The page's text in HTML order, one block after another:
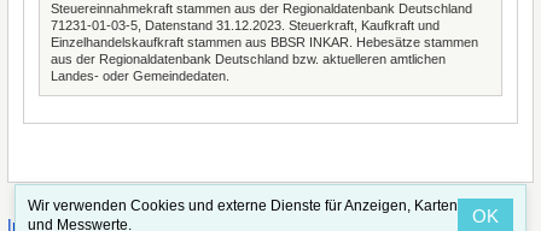
Steuereinnahmekraft stammen aus der Regionaldatenbank Deutschland
71231-01-03-5, Datenstand 31.12.2023. Steuerkraft, Kaufkraft und
Einzelhandelskaufkraft stammen aus BBSR INKAR. Hebesätze stammen
aus der Regionaldatenbank Deutschland bzw. aktuelleren amtlichen
Landes- oder Gemeindedaten.
Impressum·Straßenindex
Wir verwenden Cookies und externe Dienste für Anzeigen, Karten
und Messwerte.
OK